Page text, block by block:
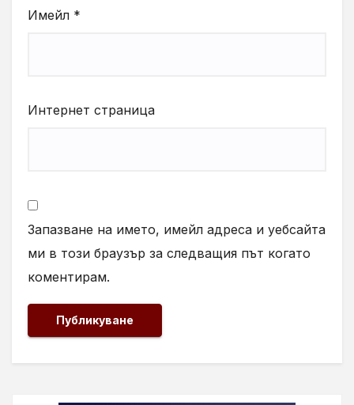
Имейл *
Интернет страница
Запазване на името, имейл адреса и уебсайта
ми в този браузър за следващия път когато
коментирам.